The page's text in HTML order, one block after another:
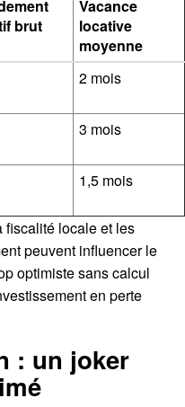
brut
Vacance
locative
moyenne
2 mois
3 mois
1,5 mois
fiscalité locale et les
peuvent influencer le
optimiste sans calcul
en perte
: un joker